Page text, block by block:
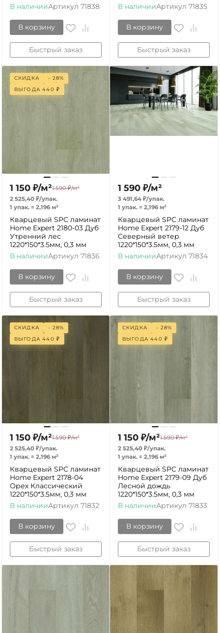
В наличииАртикул 71838
В корзину
Быстрый заказ
В наличииАртикул 71835
В корзину
Быстрый заказ
СКИДКА
- 28%
ВЫГОДА440 ₽
1 150 ₽/м²1 590 ₽/м²
2 525,40 ₽/упак.
1 упак. = 2,196 м²
Кварцевый SPC ламинат
Home Expert 2180-03 Дуб
Утренний лес
1220*150*3.5мм, 0,3 мм
В наличииАртикул 71836
В корзину
Быстрый заказ
1 590 ₽/м²
3 491,64 ₽/упак.
1 упак. = 2,196 м²
Кварцевый SPC ламинат
Home Expert 2179-12 Дуб
Северный ветер
1220*150*3.5мм, 0,3 мм
В наличииАртикул 71834
В корзину
Быстрый заказ
СКИДКА
- 28%
ВЫГОДА440 ₽
1 150 ₽/м²1 590 ₽/м²
2 525,40 ₽/упак.
1 упак. = 2,196 м²
Кварцевый SPC ламинат
Home Expert 2178-04
Орех Классический
1220*150*3.5мм, 0,3 мм
В наличииАртикул 71832
В корзину
Быстрый заказ
СКИДКА
- 28%
ВЫГОДА440 ₽
1 150 ₽/м²1 590 ₽/м²
2 525,40 ₽/упак.
1 упак. = 2,196 м²
Кварцевый SPC ламинат
Home Expert 2179-09 Дуб
Лесной дождь
1220*150*3.5мм, 0,3 мм
В наличииАртикул 71833
В корзину
Быстрый заказ